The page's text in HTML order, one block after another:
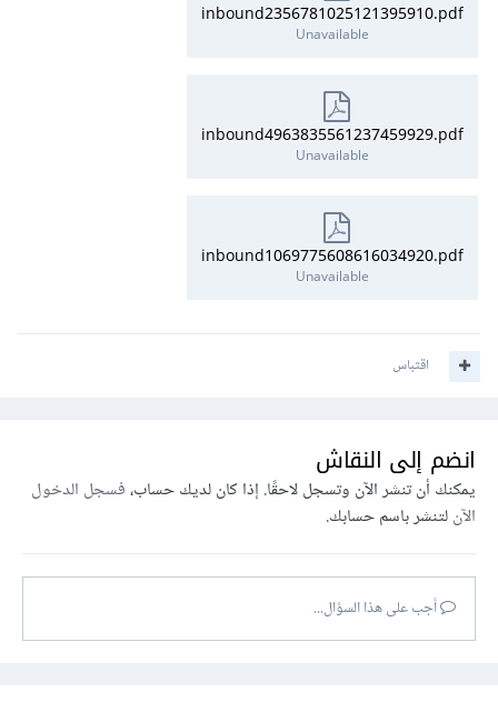
inbound2356781025121395910.pdf
Unavailable
inbound4963835561237459929.pdf
Unavailable
inbound1069775608616034920.pdf
Unavailable
اقتباس
انضم إلى النقاش
يمكنك أن تنشر الآن وتسجل لاحقًا. إذا كان لديك حساب،فسجل الدخول
الآنلتنشر باسم حسابك.
أجب على هذا السؤال...